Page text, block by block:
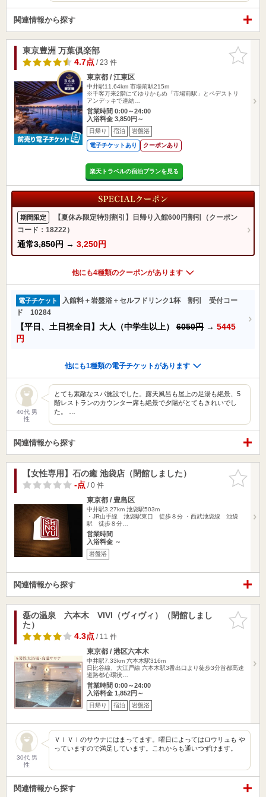
関連情報から探す
お気に入
りに追加
東京豊洲 万葉倶楽部
4.7点/ 23 件
東京都 / 江東区
中井駅11.64km 市場前駅215m
※千客万来2階にてゆりかもめ「市場前駅」とペデストリ
アンデッキで連結…
営業時間 0:00～24:00
入浴料金 3,850円～
日帰り 宿泊 岩盤浴
電子チケットあり クーポンあり
楽天トラベルの宿泊プランを見る
期間限定
【夏休み限定特別割引】日帰り入館600円割引（クーポン
コード：18222）
通常3,850円 → 3,250円
他にも4種類のクーポンがあります
電子チケット
入館料＋岩盤浴＋セルフドリンク1杯 割引 受付コー
ド 10284
【平日、土日祝全日】大人（中学生以上） 6050円 → 5445
円
他にも1種類の電子チケットがあります
40代 男
性
とても素敵なスパ施設でした。露天風呂も屋上の足湯も絶景、5
階レストランのカウンター席も絶景で夕陽がとてもきれいでし
た。 …
関連情報から探す
お気に入
りに追加
【女性専用】石の癒 池袋店（閉館しました）
-点/ 0 件
東京都 / 豊島区
中井駅3.27km 池袋駅503m
・JR山手線 池袋駅東口 徒歩８分 ・西武池袋線 池袋
駅 徒歩８分…
営業時間
入浴料金 ～
岩盤浴
関連情報から探す
お気に入
りに追加
磊の温泉 六本木 VIVI（ヴィヴィ）（閉館しまし
た）
4.3点/ 11 件
東京都 / 港区六本木
中井駅7.33km 六本木駅316m
日比谷線、大江戸線 六本木駅3番出口より徒歩3分首都高速
道路都心環状…
営業時間 0:00～24:00
入浴料金 1,852円～
日帰り 宿泊 岩盤浴
30代 男
性
ＶＩＶＩのサウナにはまってます。曜日によってはロウリュも や
っていますので満足しています。これからも通いつずけます。
関連情報から探す